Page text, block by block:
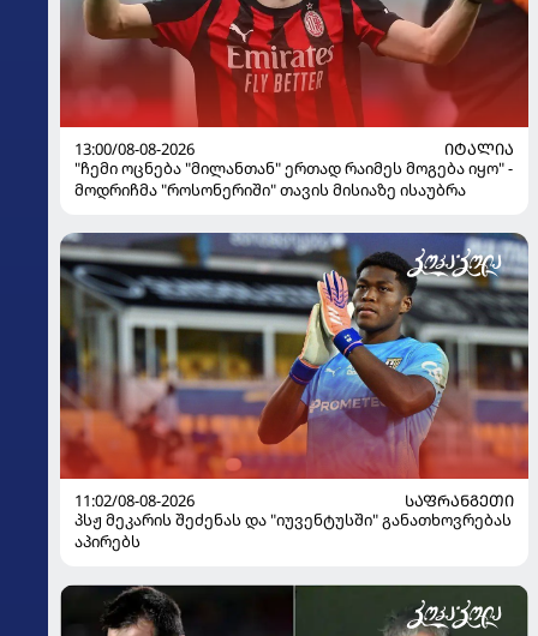
13:00/08-08-2026
ᲘᲢᲐᲚᲘᲐ
"ჩემი ოცნება "მილანთან" ერთად რაიმეს მოგება იყო" -
მოდრიჩმა "როსონერიში" თავის მისიაზე ისაუბრა
11:02/08-08-2026
ᲡᲐᲤᲠᲐᲜᲒᲔᲗᲘ
პსჟ მეკარის შეძენას და "იუვენტუსში" განათხოვრებას
აპირებს